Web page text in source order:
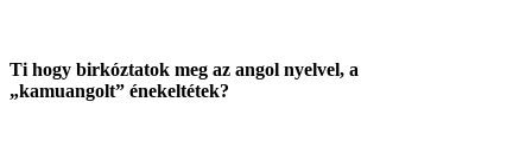
Ti hogy birkóztatok meg az angol nyelvel, a
„kamuangolt” énekeltétek?